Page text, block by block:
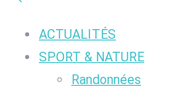
ACTUALITÉS
SPORT & NATURE
Randonnées